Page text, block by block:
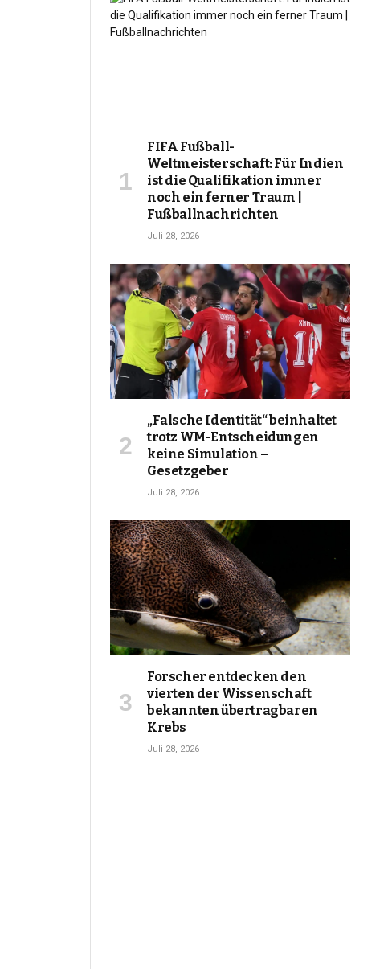
FIFA Fußball-
Weltmeisterschaft: Für Indien
ist die Qualifikation immer
noch ein ferner Traum |
Fußballnachrichten
Juli 28, 2026
„Falsche Identität“ beinhaltet
trotz WM-Entscheidungen
keine Simulation –
Gesetzgeber
Juli 28, 2026
Forscher entdecken den
vierten der Wissenschaft
bekannten übertragbaren
Krebs
Juli 28, 2026